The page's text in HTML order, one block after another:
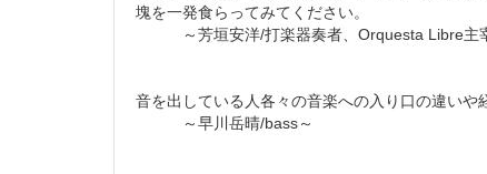
塊を一発食らってみてください。
～芳垣安洋/打楽器奏者、Orquesta Libre主
音を出している人各々の音楽への入り口の違いや
～早川岳晴/bass～